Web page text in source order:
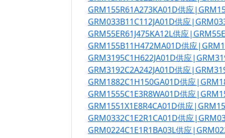
GRM155R61A273KA01D供应
GRM033B11C112JA01D供应
GRM55ER61J475KA12L供应
GRM155B11H472MA01D供应
GRM3195C1H622JA01D供应
GRM3192C2A242JA01D供应
GRM1882C1H150GA01D供应
GRM1555C1E3R8WA01D供应
GRM1551X1E8R4CA01D供应
GRM0332C1E2R1CA01D供应
GRM0224C1E1R1BA03L供应